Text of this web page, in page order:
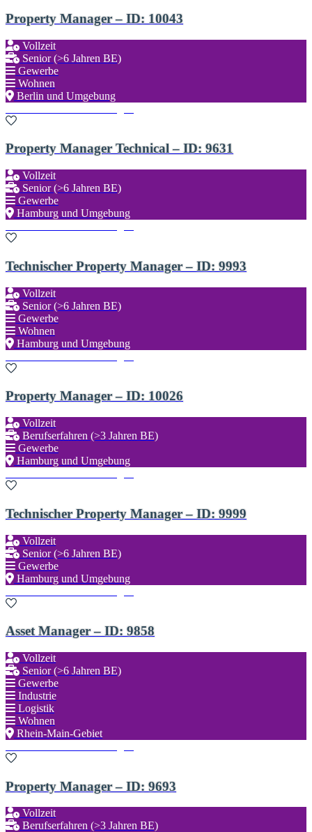
Property Manager – ID: 10043
Vollzeit
Senior (>6 Jahren BE)
Gewerbe
Wohnen
Berlin und Umgebung
Property Manager Technical – ID: 9631
Vollzeit
Senior (>6 Jahren BE)
Gewerbe
Hamburg und Umgebung
Technischer Property Manager – ID: 9993
Vollzeit
Senior (>6 Jahren BE)
Gewerbe
Wohnen
Hamburg und Umgebung
Property Manager – ID: 10026
Vollzeit
Berufserfahren (>3 Jahren BE)
Gewerbe
Hamburg und Umgebung
Technischer Property Manager – ID: 9999
Vollzeit
Senior (>6 Jahren BE)
Gewerbe
Hamburg und Umgebung
Asset Manager – ID: 9858
Vollzeit
Senior (>6 Jahren BE)
Gewerbe
Industrie
Logistik
Wohnen
Rhein-Main-Gebiet
Property Manager – ID: 9693
Vollzeit
Berufserfahren (>3 Jahren BE)